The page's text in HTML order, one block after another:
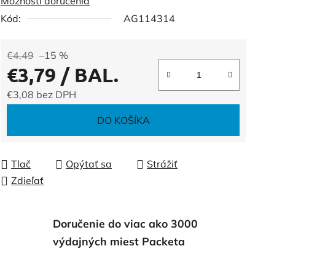
0,0
z
hviezdičiek.
Kód:
AG114314
€4,49 –15 %
€3,79 / BAL.
€3,08 bez DPH
DO KOŠÍKA
Tlač Opýtať sa
Strážiť
Zdieľať
Doručenie do viac ako 3000
výdajných miest Packeta